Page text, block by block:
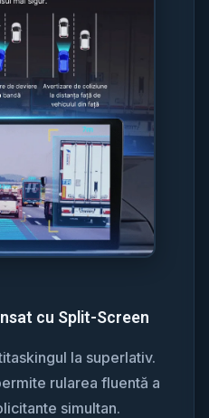
cu Split-Screen
la superlativ.
rularea fluentă a
simultan.